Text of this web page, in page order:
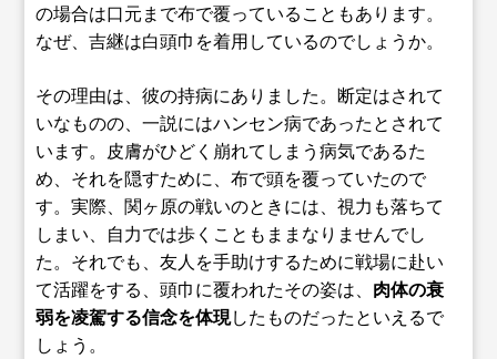
の場合は口元まで布で覆っていることもあります。
なぜ、吉継は白頭巾を着用しているのでしょうか。
その理由は、彼の持病にありました。断定はされて
いなものの、一説にはハンセン病であったとされて
います。皮膚がひどく崩れてしまう病気であるた
め、それを隠すために、布で頭を覆っていたので
す。実際、関ヶ原の戦いのときには、視力も落ちて
しまい、自力では歩くこともままなりませんでし
た。それでも、友人を手助けするために戦場に赴い
て活躍をする、頭巾に覆われたその姿は、 肉体の衰
弱を凌駕する信念を体現したものだったといえるで
しょう。